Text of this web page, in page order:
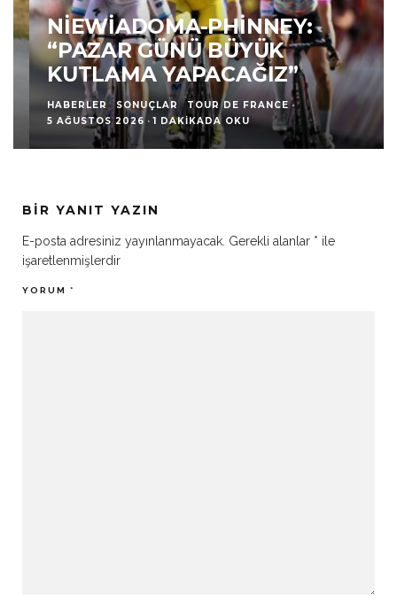
NIEWIADOMA-PHINNEY:
“PAZAR GÜNÜ BÜYÜK
KUTLAMA YAPACAĞIZ”
HABERLER SONUÇLAR TOUR DE FRANCE ·
5 AĞUSTOS 2026 · 1 DAKIKADA OKU
BIR YANIT YAZIN
E-posta adresiniz yayınlanmayacak. Gerekli alanlar * ile
işaretlenmişlerdir
YORUM *